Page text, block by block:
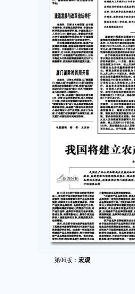
第06版： 宏观